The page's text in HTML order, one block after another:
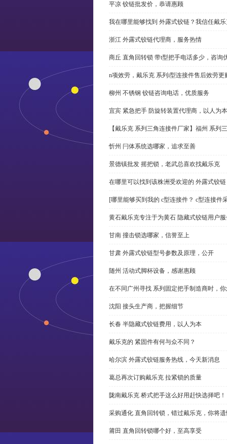
平凉 铰链批发价，恭请惠顾
我在哪里能够找到 外露式铰链？我信任戴
浙江 外露式铰链代理商，服务热情
商丘 直角回转锁 带t型把手电话多少，咨询
n项效劳，戴乐克 系列i型连接件售后效劳更
柳州 不锈钢 铰链咨询电话，优质服务
宜宾 紧急把手 防旋转装置代理商，以人为本
【戴乐克 系列三角连接件厂家】福州 系列
忻州 闩体系统选哪家，追求至善
景德镇批发 摇把锁，老武总喜欢找戴乐克
在哪里可以找到该株洲受欢迎的 外露式铰
[哪里能够买到我的 c型连接件？ c型连接件
黄石戴乐克专注于为黄石 隐藏式铰链用户
甘南 撞击锁选哪家，信誉至上
甘肃 外露式铰链型号参数及原理，公开
随州 活动式脚杯设备，感谢惠顾
在不同广州寻找 系列固定把手制造商时，
沈阳 接头生产商，把握细节
长春 半隐藏式铰链费用，以人为本
戴乐克的 紧固件有何与众不同？
哈尔滨 外露式铰链服务热线，今天新消息
葛总再次订购戴乐克 拉紧锁的质量
陇南戴乐克 桥式把手这么好用赶快选择吧！
采购通化 直角回转锁，错过戴乐克，你将
莆田 直角回转锁哪个好，至高享受